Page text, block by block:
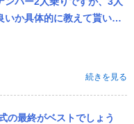
いか具体的に教えて貰いた
トは対面を付けたいと思っ
続きを見る
の最終がベストでしょう